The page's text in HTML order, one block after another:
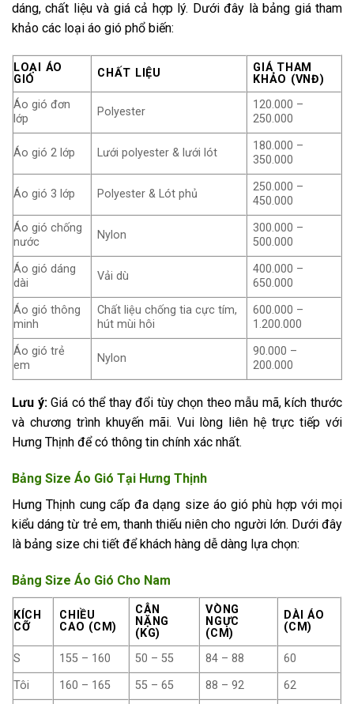
dáng, chất liệu và giá cả hợp lý. Dưới đây là bảng giá tham
khảo các loại áo gió phổ biến:
LOẠI ÁO
GIÓ
CHẤT LIỆU
GIÁ THAM
KHẢO (VNĐ)
Áo gió đơn
lớp
Polyester
120.000 –
250.000
Áo gió 2 lớp Lưới polyester & lưới lót
180.000 –
350.000
Áo gió 3 lớp Polyester & Lót phủ
250.000 –
450.000
Áo gió chống
nước
Nylon
300.000 –
500.000
Áo gió dáng
dài
Vải dù
400.000 –
650.000
Áo gió thông
minh
Chất liệu chống tia cực tím,
hút mùi hôi
600.000 –
1.200.000
Áo gió trẻ
em
Nylon
90.000 –
200.000
Lưu ý:Giá có thể thay đổi tùy chọn theo mẫu mã, kích thước
và chương trình khuyến mãi. Vui lòng liên hệ trực tiếp với
Hưng Thịnh để có thông tin chính xác nhất.
Bảng Size Áo Gió Tại Hưng Thịnh
Hưng Thịnh cung cấp đa dạng size áo gió phù hợp với mọi
kiểu dáng từ trẻ em, thanh thiếu niên cho người lớn. Dưới đây
là bảng size chi tiết để khách hàng dễ dàng lựa chọn:
Bảng Size Áo Gió Cho Nam
KÍCH
CỠ
CHIỀU
CAO (CM)
CÂN
NẶNG
(KG)
VÒNG
NGỰC
(CM)
DÀI ÁO
(CM)
S 155 – 160 50 – 55 84 – 88
60
Tôi
160 – 165 55 – 65 88 – 92
62